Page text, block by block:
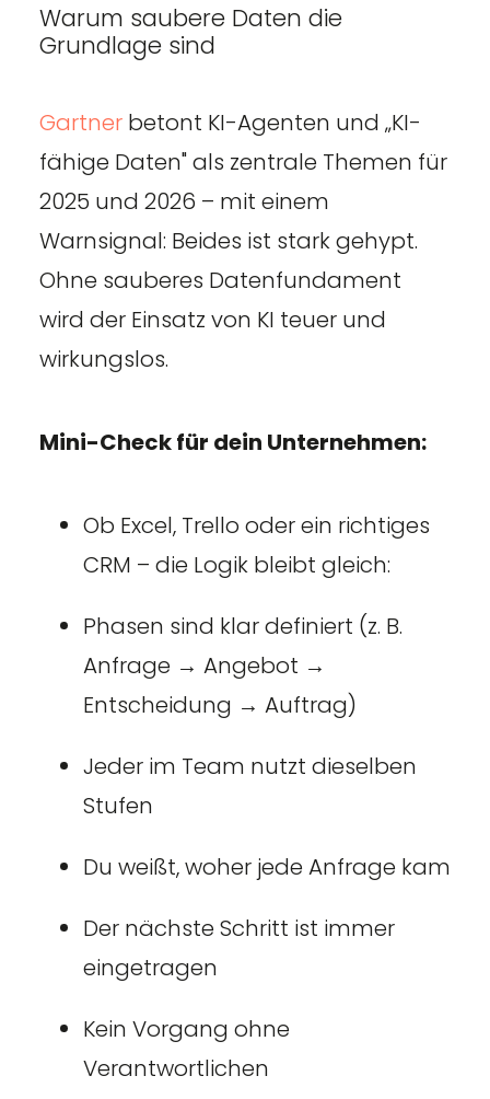
Warum saubere Daten die
Grundlage sind
Gartnerbetont KI-Agenten und „KI-
fähige Daten" als zentrale Themen für
2025 und 2026 – mit einem
Warnsignal: Beides ist stark gehypt.
Ohne sauberes Datenfundament
wird der Einsatz von KI teuer und
wirkungslos.
Mini-Check für dein Unternehmen:
Ob Excel, Trello oder ein richtiges
CRM – die Logik bleibt gleich:
Phasen sind klar definiert (z. B.
Anfrage → Angebot →
Entscheidung → Auftrag)
Jeder im Team nutzt dieselben
Stufen
Du weißt, woher jede Anfrage kam
Der nächste Schritt ist immer
eingetragen
Kein Vorgang ohne
Verantwortlichen